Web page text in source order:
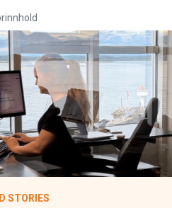
STORIES